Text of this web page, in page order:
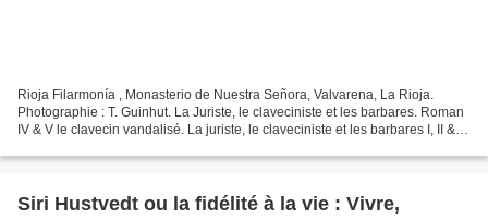
Rioja Filarmonía , Monasterio de Nuestra Señora, Valvarena, La Rioja.
Photographie : T. Guinhut. La Juriste, le claveciniste et les barbares. Roman
IV & V le clavecin vandalisé. La juriste, le claveciniste et les barbares I, II & III
Siri Hustvedt ou la fidélité à la vie : Vivre,